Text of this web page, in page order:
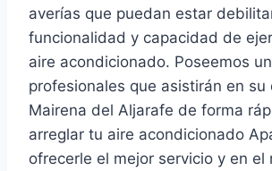
averías que puedan estar
funcionalidad y capacidad de
aire acondicionado. Poseemos
profesionales que asistirán en su
Mairena del Aljarafe de forma
arreglar tu aire acondicionado
ofrecerle el mejor servicio y en el